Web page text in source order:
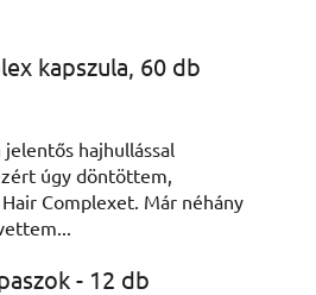
kapszula, 60 db
5-ből 5 csillag.
jelentős hajhullással
úgy döntöttem,
Complexet. Már néhány
- 12 db